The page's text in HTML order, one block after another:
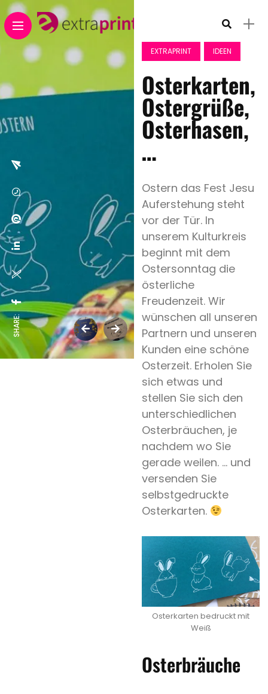
SHARE:
EXTRAPRINT IDEEN
Osterkarten,
Ostergrüße,
Osterhasen,
…
Ostern das Fest Jesu
Auferstehung steht
vor der Tür. In
unserem Kulturkreis
beginnt mit dem
Ostersonntag die
österliche
Freudenzeit. Wir
wünschen all unseren
Partnern und unseren
Kunden eine schöne
Osterzeit. Erholen Sie
sich etwas und
stellen Sie sich den
unterschiedlichen
Osterbräuchen, je
nachdem wo Sie
gerade weilen. … und
versenden Sie
selbstgedruckte
Osterkarten.
Osterkarten bedruckt mit
Weiß
Osterbräuche